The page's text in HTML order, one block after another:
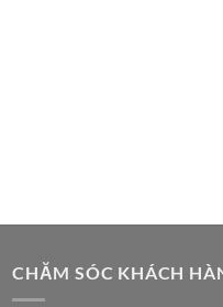
CHĂM SÓC KHÁCH